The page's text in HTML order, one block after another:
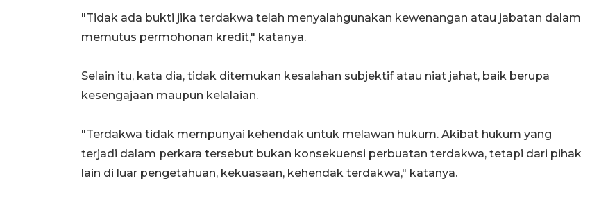
"Tidak ada bukti jika terdakwa telah menyalahgunakan kewenangan atau jabatan dalam
memutus permohonan kredit," katanya.
Selain itu, kata dia, tidak ditemukan kesalahan subjektif atau niat jahat, baik berupa
kesengajaan maupun kelalaian.
"Terdakwa tidak mempunyai kehendak untuk melawan hukum. Akibat hukum yang
terjadi dalam perkara tersebut bukan konsekuensi perbuatan terdakwa, tetapi dari pihak
lain di luar pengetahuan, kekuasaan, kehendak terdakwa," katanya.